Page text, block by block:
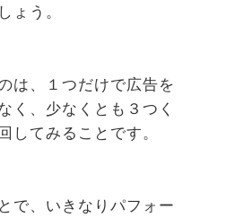
ょう。
は、１つだけで広告を
く、少なくとも３つく
してみることです。
で、いきなりパフォー